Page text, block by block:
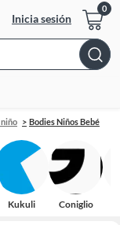
Inicia sesión
niño Bodies Niños Bebé
Kukuli Coniglio